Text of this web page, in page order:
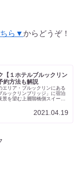
ら▼からどうぞ！
【１ホテルブルックリン
約方法も解説
エリア・ブルックリンにある
ルックリンブリッジ」に宿泊
を望む上層階橋側スイート
ャスでラグジュアリーな
2021.04.19